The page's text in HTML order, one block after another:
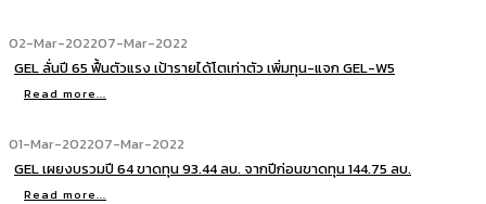
02-Mar-202207-Mar-2022
GEL ลั่นปี 65 ฟื้นตัวแรง เป้ารายได้โตเท่าตัว เพิ่มทุน-แจก GEL-W5
Read more...
01-Mar-202207-Mar-2022
GEL เผยงบรวมปี 64 ขาดทุน 93.44 ลบ. จากปีก่อนขาดทุน 144.75 ลบ.
Read more...